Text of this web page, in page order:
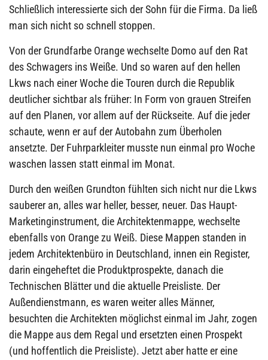
Schließlich interessierte sich der Sohn für die Firma. Da ließ
man sich nicht so schnell stoppen.
Von der Grundfarbe Orange wechselte Domo auf den Rat
des Schwagers ins Weiße. Und so waren auf den hellen
Lkws nach einer Woche die Touren durch die Republik
deutlicher sichtbar als früher: In Form von grauen Streifen
auf den Planen, vor allem auf der Rückseite. Auf die jeder
schaute, wenn er auf der Autobahn zum Überholen
ansetzte. Der Fuhrparkleiter musste nun einmal pro Woche
waschen lassen statt einmal im Monat.
Durch den weißen Grundton fühlten sich nicht nur die Lkws
sauberer an, alles war heller, besser, neuer. Das Haupt-
Marketinginstrument, die Architektenmappe, wechselte
ebenfalls von Orange zu Weiß. Diese Mappen standen in
jedem Architektenbüro in Deutschland, innen ein Register,
darin eingeheftet die Produktprospekte, danach die
Technischen Blätter und die aktuelle Preisliste. Der
Außendienstmann, es waren weiter alles Männer,
besuchten die Architekten möglichst einmal im Jahr, zogen
die Mappe aus dem Regal und ersetzten einen Prospekt
(und hoffentlich die Preisliste). Jetzt aber hatte er eine